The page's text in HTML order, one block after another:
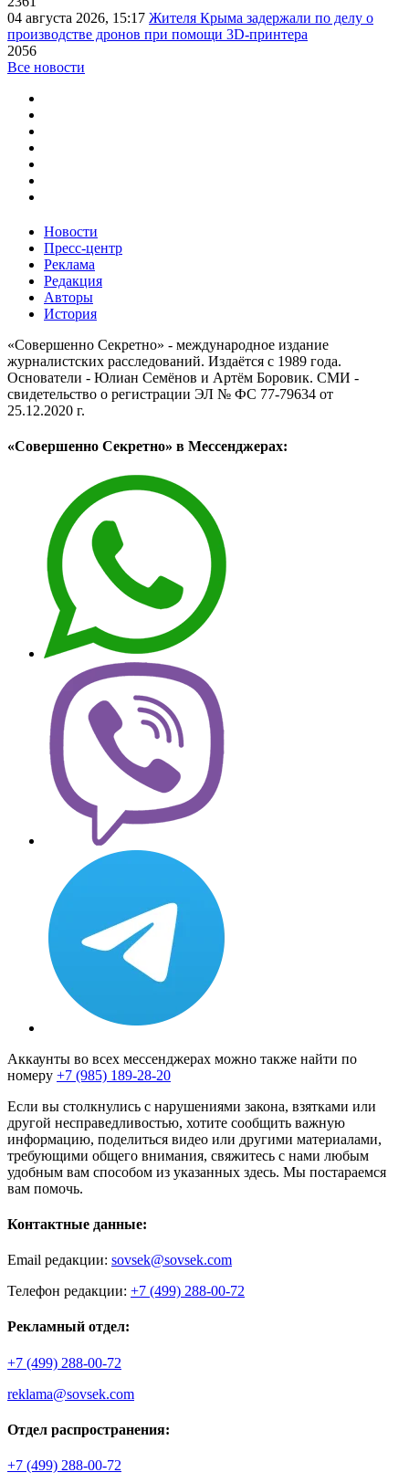
04 августа 2026, 15:17 Жителя Крыма задержали по делу о
производстве дронов при помощи 3D‑принтера
2056
Все новости
Новости
Пресс-центр
Реклама
Редакция
Авторы
История
«Совершенно Секретно» - международное издание
журналистских расследований. Издаётся с 1989 года.
Основатели - Юлиан Семёнов и Артём Боровик. CМИ -
свидетельство о регистрации ЭЛ № ФС 77-79634 от
25.12.2020 г.
«Совершенно Секретно» в Мессенджерах:
Аккаунты во всех мессенджерах можно также найти по
номеру +7 (985) 189-28-20
Если вы столкнулись с нарушениями закона, взятками или
другой несправедливостью, хотите сообщить важную
информацию, поделиться видео или другими материалами,
требующими общего внимания, свяжитесь с нами любым
удобным вам способом из указанных здесь. Мы постараемся
вам помочь.
Контактные данные:
Email редакции: sovsek@sovsek.com
Телефон редакции: +7 (499) 288-00-72
Рекламный отдел:
+7 (499) 288-00-72
reklama@sovsek.com
Отдел распространения:
+7 (499) 288-00-72